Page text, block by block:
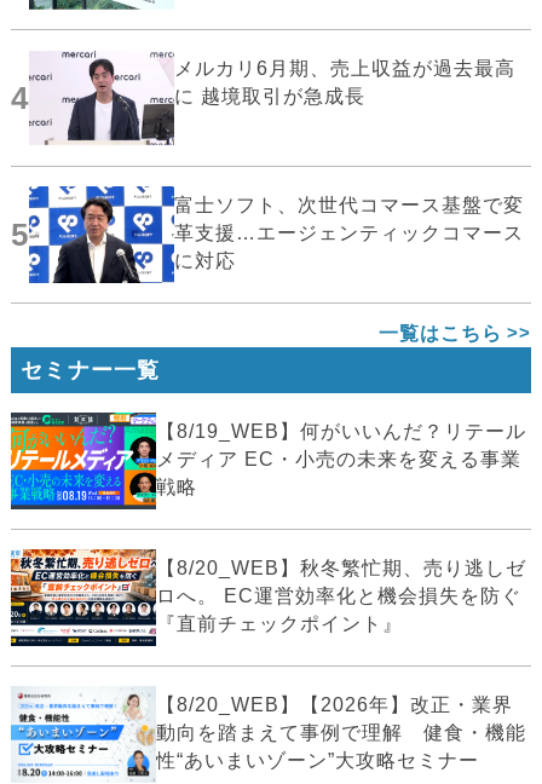
4
メルカリ6月期、売上収益が過去最高
に 越境取引が急成長
5
富士ソフト、次世代コマース基盤で変
革支援…エージェンティックコマース
に対応
一覧はこちら
セミナー一覧
【8/19_WEB】何がいいんだ？リテール
メディア EC・小売の未来を変える事業
戦略
【8/20_WEB】秋冬繁忙期、売り逃しゼ
ロへ。 EC運営効率化と機会損失を防ぐ
『直前チェックポイント』
【8/20_WEB】【2026年】改正・業界
動向を踏まえて事例で理解 健食・機能
性“あいまいゾーン”大攻略セミナー